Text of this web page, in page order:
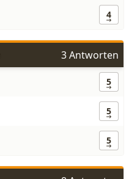
4
3 Antworten
5
5
5